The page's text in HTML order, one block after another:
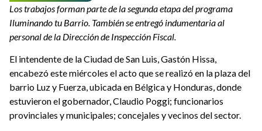
Los trabajos forman parte de la segunda etapa del programa
Iluminando tu Barrio. También se entregó indumentaria al
personal de la Dirección de Inspección Fiscal.
El intendente de la Ciudad de San Luis, Gastón Hissa,
encabezó este miércoles el acto que se realizó en la plaza del
barrio Luz y Fuerza, ubicada en Bélgica y Honduras, donde
estuvieron el gobernador, Claudio Poggi; funcionarios
provinciales y municipales; concejales y vecinos del sector.